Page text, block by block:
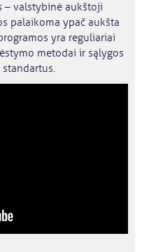
– valstybinė aukštoji
palaikoma ypač aukšta
yra reguliariai
metodai ir sąlygos